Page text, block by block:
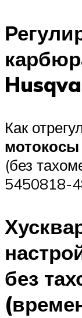
Как
(без
5450818-
без